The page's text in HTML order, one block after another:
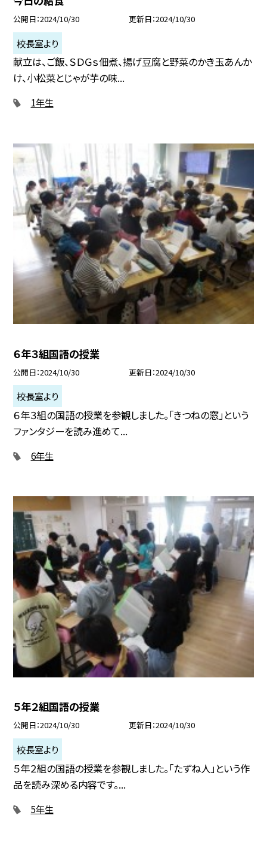
公開日 2024/10/30 更新日 2024/10/30
校長室より
献立は、ご飯、ＳＤＧｓ佃煮、揚げ豆腐と野菜のかき玉あんか
け、小松菜とじゃが芋の味...
1年生
６年３組国語の授業
公開日 2024/10/30 更新日 2024/10/30
校長室より
６年３組の国語の授業を参観しました。「きつねの窓」という
ファンタジーを読み進めて...
6年生
５年２組国語の授業
公開日 2024/10/30 更新日 2024/10/30
校長室より
５年２組の国語の授業を参観しました。「たずね人」という作
品を読み深める内容です。...
5年生